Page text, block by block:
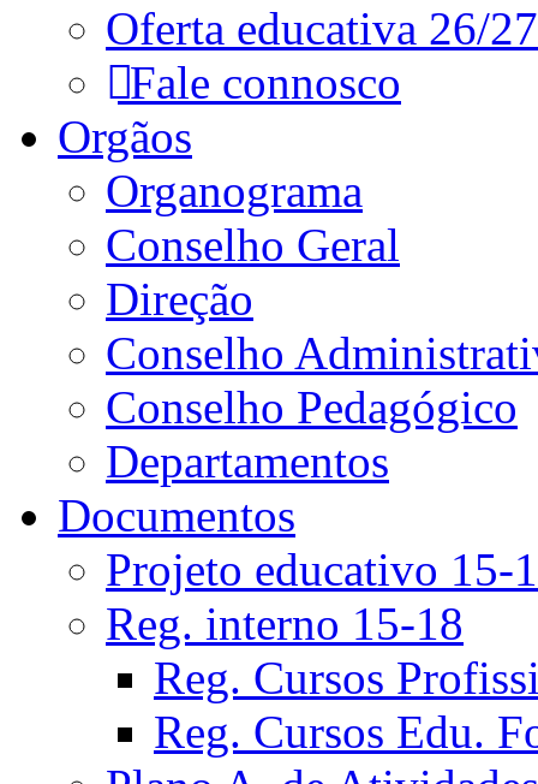
Oferta educativa 26/27
Fale connosco
Orgãos
Organograma
Conselho Geral
Direção
Conselho
Conselho Pedagógico
Departamentos
Documentos
Projeto educativo 15-
Reg. interno 15-18
Reg. Cursos
Reg. Cursos Edu.